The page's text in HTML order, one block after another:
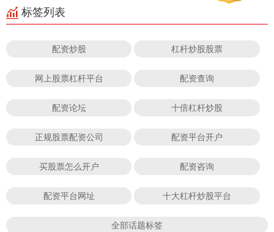
标签列表
配资炒股 杠杆炒股股票
网上股票杠杆平台 配资查询
配资论坛 十倍杠杆炒股
正规股票配资公司 配资平台开户
买股票怎么开户 配资咨询
配资平台网址 十大杠杆炒股平台
全部话题标签